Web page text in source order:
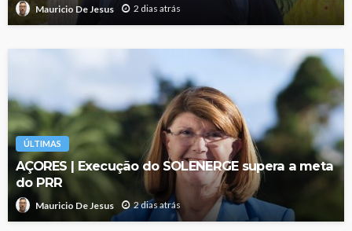
Mauricio De Jesus 2 dias atrás
ÚLTIMAS
AÇORES | Execução do SOLENERGE supera a meta
do PRR
Mauricio De Jesus 2 dias atrás